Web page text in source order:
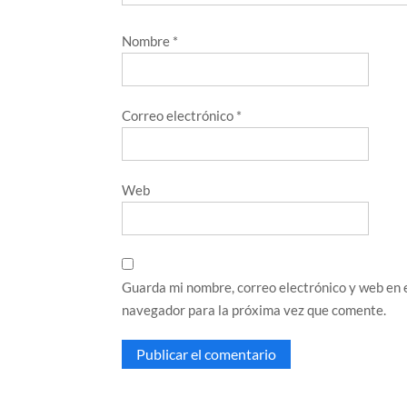
Nombre *
Correo electrónico *
Web
Guarda mi nombre, correo electrónico y web en
navegador para la próxima vez que comente.